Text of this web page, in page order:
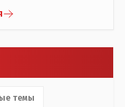
комитет ???
помощников
повивальная
темы